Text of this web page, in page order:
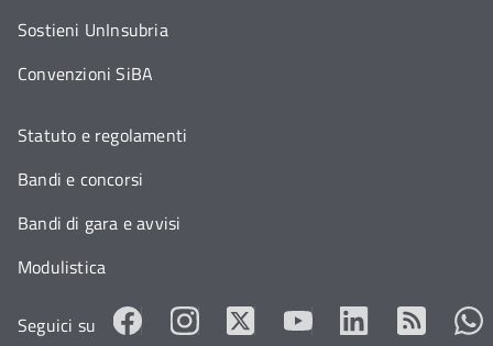
Sostieni UnInsubria
Convenzioni SiBA
Statuto e regolamenti
Bandi e concorsi
Bandi di gara e avvisi
Modulistica
Seguici su